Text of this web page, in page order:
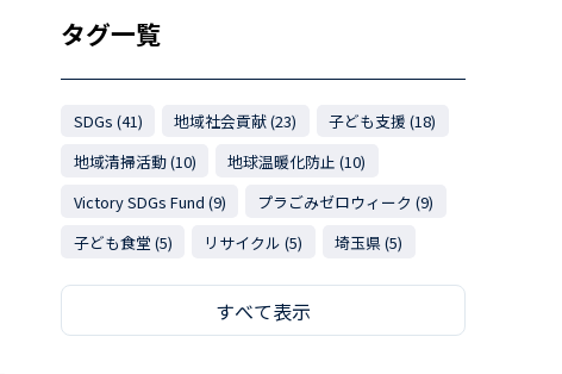
タグ一覧
SDGs (41) 地域社会貢献 (23)
子ども支援 (18)
地域清掃活動 (10)
地球温暖化防止 (10)
Victory SDGs Fund (9)
プラごみゼロウィーク (9)
子ども食堂 (5)
リサイクル (5) 埼玉県 (5)
すべて表示